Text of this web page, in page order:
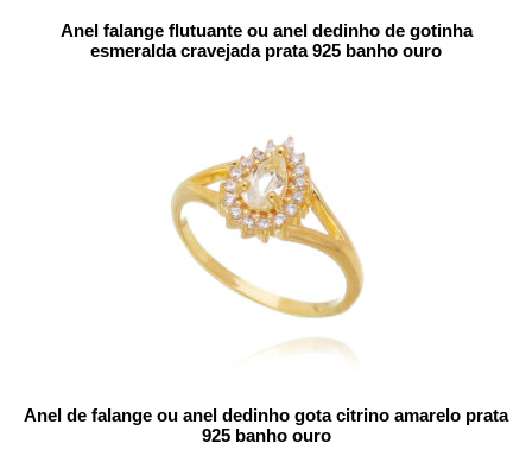
Anel falange flutuante ou anel dedinho de gotinha
esmeralda cravejada prata 925 banho ouro
Anel de falange ou anel dedinho gota citrino amarelo prata
925 banho ouro